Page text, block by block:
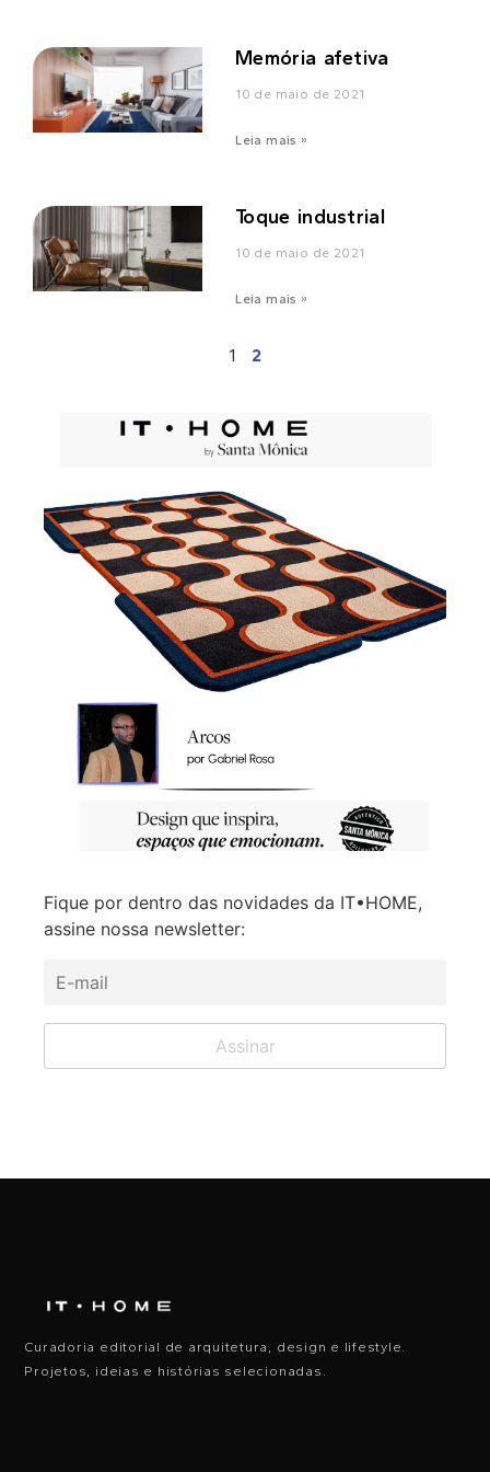
Memória afetiva
10 de maio de 2021
Leia mais »
Toque industrial
10 de maio de 2021
Leia mais »
1 2
Fique por dentro das novidades da IT•HOME,
assine nossa newsletter:
Curadoria editorial de arquitetura, design e lifestyle.
Projetos, ideias e histórias selecionadas.